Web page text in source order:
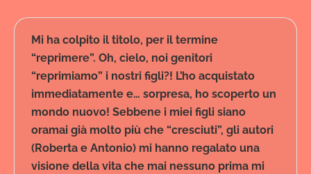
Mi ha colpito il titolo, per il termine
“reprimere”. Oh, cielo, noi genitori
“reprimiamo” i nostri figli?! L’ho acquistato
immediatamente e… sorpresa, ho scoperto un
mondo nuovo! Sebbene i miei figli siano
oramai già molto più che “cresciuti”, gli autori
(Roberta e Antonio) mi hanno regalato una
visione della vita che mai nessuno prima mi